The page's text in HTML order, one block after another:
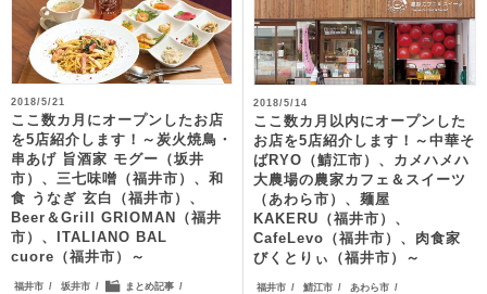
2018/5/21
ここ数カ月にオープンしたお店
を5店紹介します！～炭火焼鳥・
串あげ 旨酒家 モグー（坂井
市）、三七味噌（福井市）、和
食 うなぎ 玄白（福井市）、
Beer＆Grill GRIOMAN（福井
市）、ITALIANO BAL
cuore（福井市）～
福井市 坂井市 まとめ記事
2018/5/14
ここ数カ月以内にオープンした
お店を5店紹介します！～中華そ
ばRYO（鯖江市）、カメハメハ
大農場の農家カフェ＆スイーツ
（あわら市）、麺屋
KAKERU（福井市）、
CafeLevo（福井市）、肉食家
びくとりぃ（福井市）～
福井市 鯖江市 あわら市